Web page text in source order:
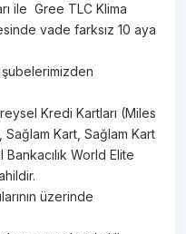
ile Gree TLC Klima
vade farksız 10 aya
şubelerimizden
Kredi Kartları (Miles
Sağlam Kart, Sağlam Kart
World Elite
üzerinde